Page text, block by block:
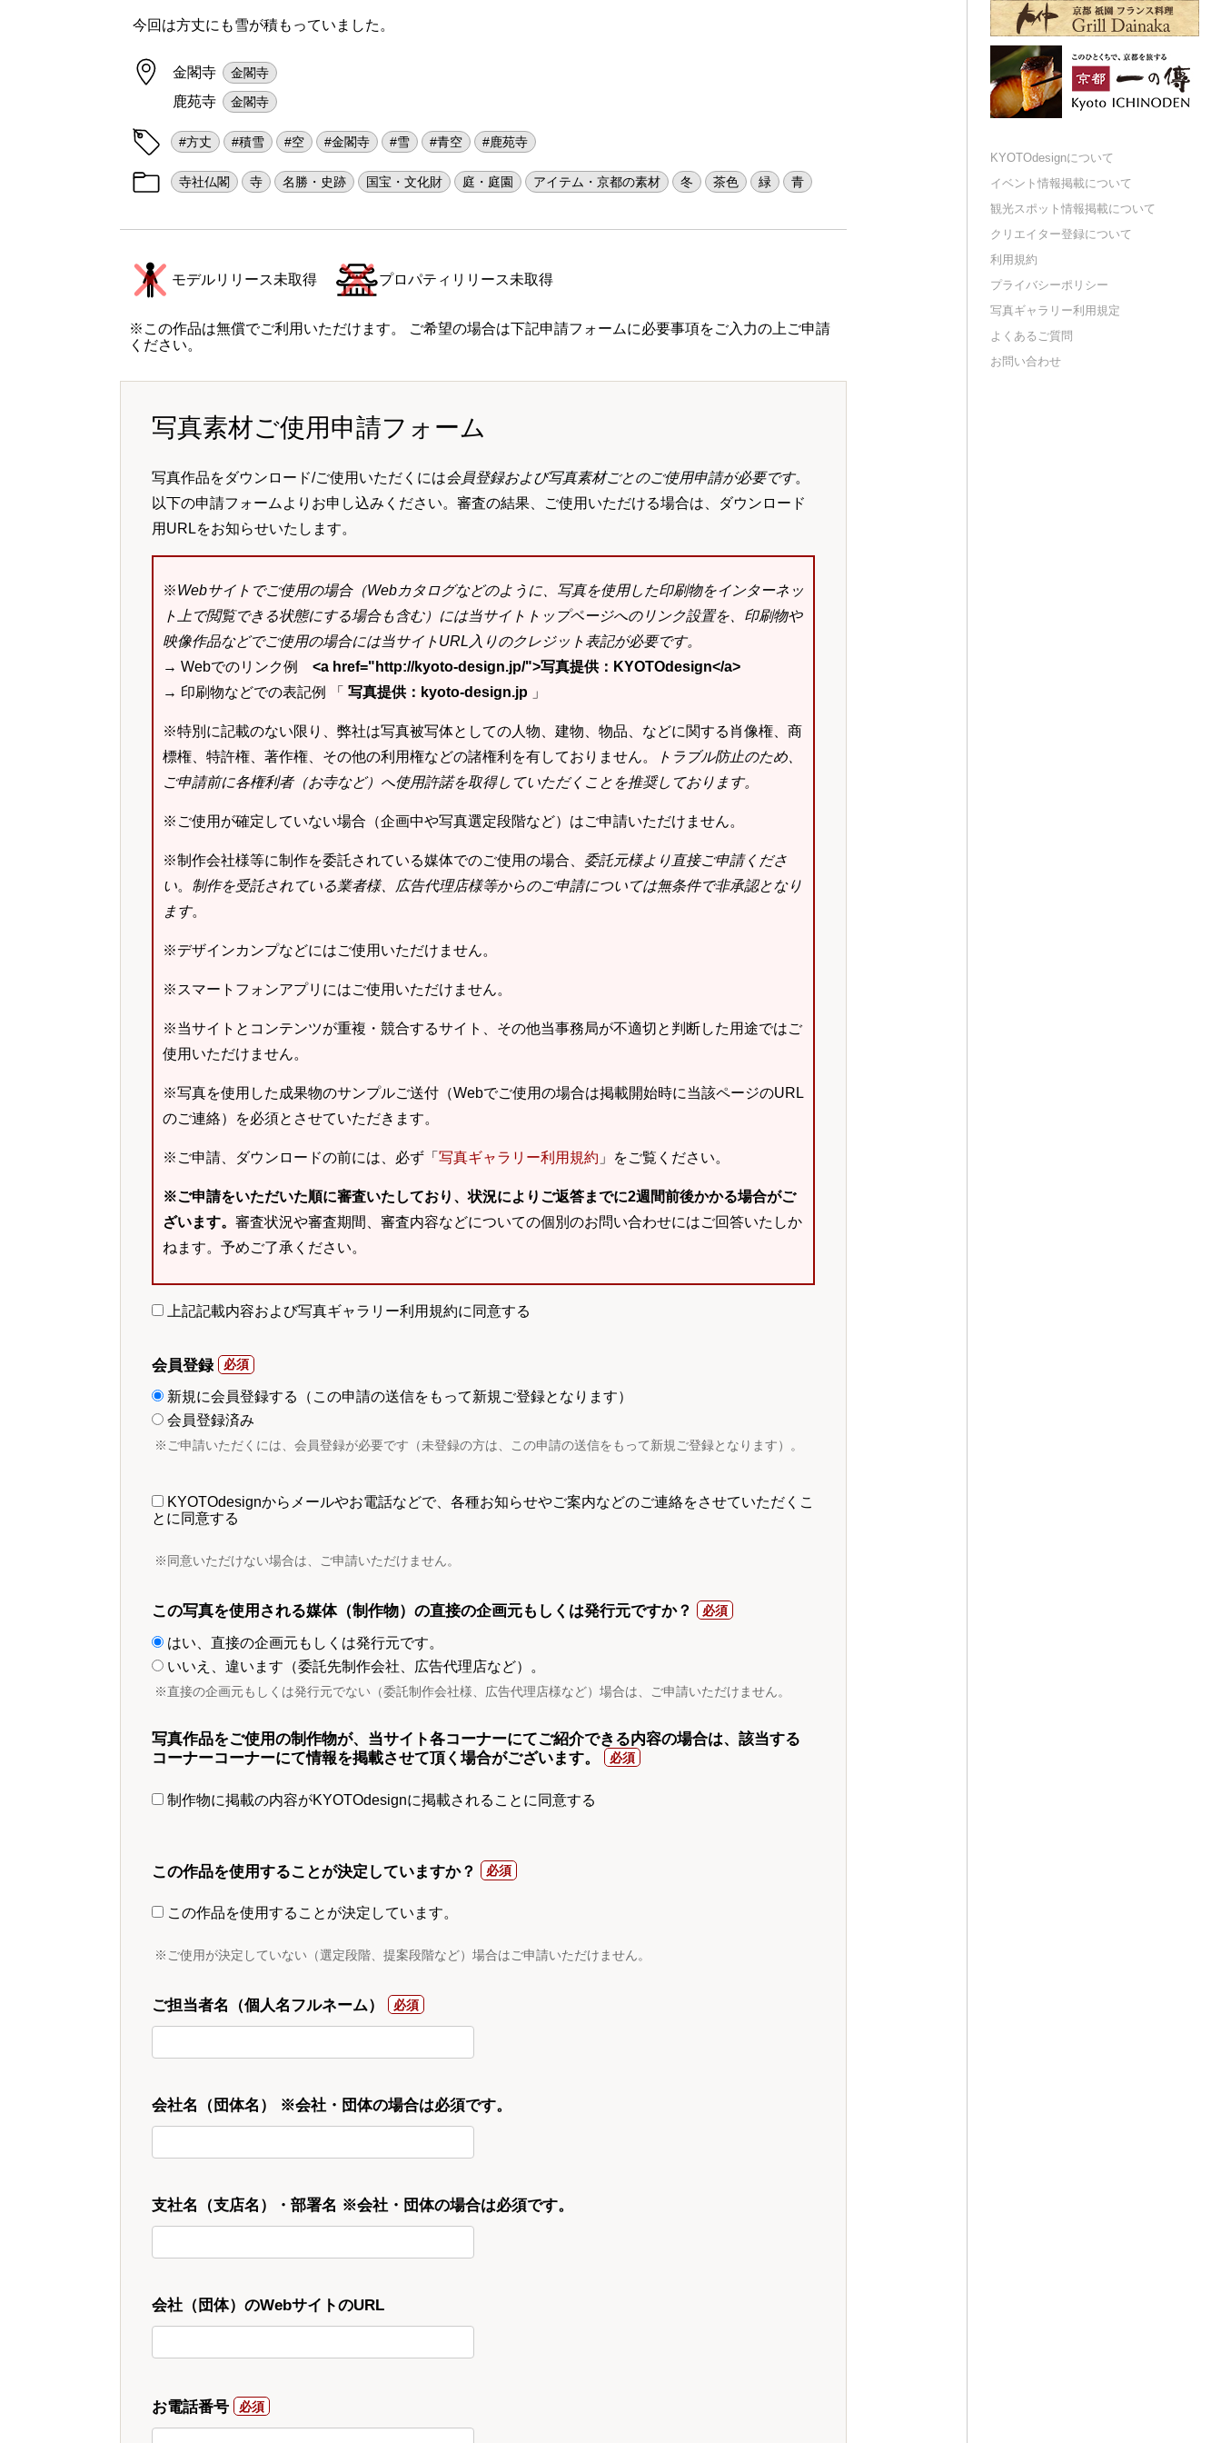
今回は方丈にも雪が積もっていました。
金閣寺 金閣寺
鹿苑寺 金閣寺
#方丈 #積雪 #空 #金閣寺 #雪 #青空 #鹿苑寺
寺社仏閣 寺 名勝・史跡 国宝・文化財 庭・庭園 アイテム・京都の素材 冬 茶色 緑 青
モデルリリース未取得 プロパティリリース未取得
※この作品は無償でご利用いただけます。 ご希望の場合は下記申請フォームに必要事項をご入力の上ご申請
ください。
写真素材ご使用申請フォーム
写真作品をダウンロード/ご使用いただくには会員登録および写真素材ごとのご使用申請が必要です。
以下の申請フォームよりお申し込みください。審査の結果、ご使用いただける場合は、ダウンロード
用URLをお知らせいたします。
※Webサイトでご使用の場合（Webカタログなどのように、写真を使用した印刷物をインターネッ
ト上で閲覧できる状態にする場合も含む）には当サイトトップページへのリンク設置を、印刷物や
映像作品などでご使用の場合には当サイトURL入りのクレジット表記が必要です。
→ Webでのリンク例 <a href="http://kyoto-design.jp/">写真提供：KYOTOdesign</a>
→ 印刷物などでの表記例 「 写真提供：kyoto-design.jp 」
※特別に記載のない限り、弊社は写真被写体としての人物、建物、物品、などに関する肖像権、商
標権、特許権、著作権、その他の利用権などの諸権利を有しておりません。
トラブル防止のため、
ご申請前に各権利者（お寺など）へ使用許諾を取得していただくことを推奨しております。
※ご使用が確定していない場合（企画中や写真選定段階など）はご申請いただけません。
※制作会社様等に制作を委託されている媒体でのご使用の場合、 委託元様より直接ご申請くださ
い。 制作を受託されている業者様、広告代理店様等からのご申請については無条件で非承認となり
ます。
※デザインカンプなどにはご使用いただけません。
※スマートフォンアプリにはご使用いただけません。
※当サイトとコンテンツが重複・競合するサイト、その他当事務局が不適切と判断した用途ではご
使用いただけません。
※写真を使用した成果物のサンプルご送付（Webでご使用の場合は掲載開始時に当該ページのURL
のご連絡）を必須とさせていただきます。
※ご申請、ダウンロードの前には、必ず「 写真ギャラリー利用規約 」をご覧ください。
※ご申請をいただいた順に審査いたしており、状況によりご返答までに2週間前後かかる場合がご
ざいます。 審査状況や審査期間、審査内容などについての個別のお問い合わせにはご回答いたしか
ねます。予めご了承ください。
上記記載内容および写真ギャラリー利用規約に同意する
会員登録
新規に会員登録する（この申請の送信をもって新規ご登録となります）
会員登録済み
※ご申請いただくには、会員登録が必要です（未登録の方は、この申請の送信をもって新規ご登録となります）。
KYOTOdesignからメールやお電話などで、各種お知らせやご案内などのご連絡をさせていただくこ
とに同意する
※同意いただけない場合は、ご申請いただけません。
この写真を使用される媒体（制作物）の直接の企画元もしくは発行元ですか？
はい、直接の企画元もしくは発行元です。
いいえ、違います（委託先制作会社、広告代理店など）。
※直接の企画元もしくは発行元でない（委託制作会社様、広告代理店様など）場合は、ご申請いただけません。
写真作品をご使用の制作物が、当サイト各コーナーにてご紹介できる内容の場合は、該当する
コーナーコーナーにて情報を掲載させて頂く場合がございます。
制作物に掲載の内容がKYOTOdesignに掲載されることに同意する
この作品を使用することが決定していますか？
この作品を使用することが決定しています。
※ご使用が決定していない（選定段階、提案段階など）場合はご申請いただけません。
ご担当者名（個人名フルネーム）
会社名（団体名） ※会社・団体の場合は必須です。
支社名（支店名）・部署名 ※会社・団体の場合は必須です。
会社（団体）のWebサイトのURL
お電話番号
KYOTOdesignについて
イベント情報掲載について
観光スポット情報掲載について
クリエイター登録について
利用規約
プライバシーポリシー
写真ギャラリー利用規定
よくあるご質問
お問い合わせ